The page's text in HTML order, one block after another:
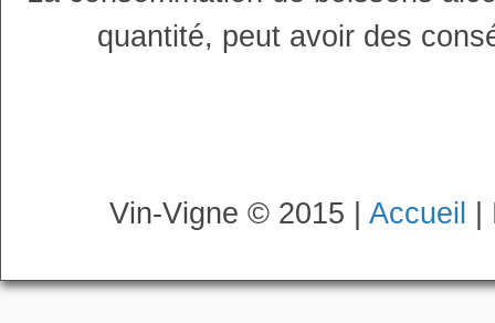
quantité, peut avoir des
Vin-Vigne © 2015 | Accueil